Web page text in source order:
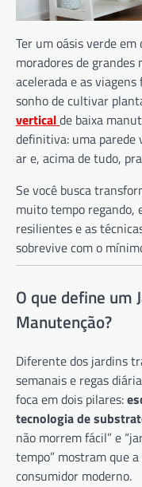
Ter um oásis verde em
moradores de
acelerada e as
sonho de cultivar
verticalde baixa
definitiva: uma parede
ar e, acima de tudo,
Se você busca
muito tempo regando,
resilientes e as
sobrevive com o
O que define um
Manutenção?
Diferente dos jardins
semanais e regas
foca em dois pilares:
tecnologia de
não morrem fácil” e
tempo” mostram que
consumidor moderno.